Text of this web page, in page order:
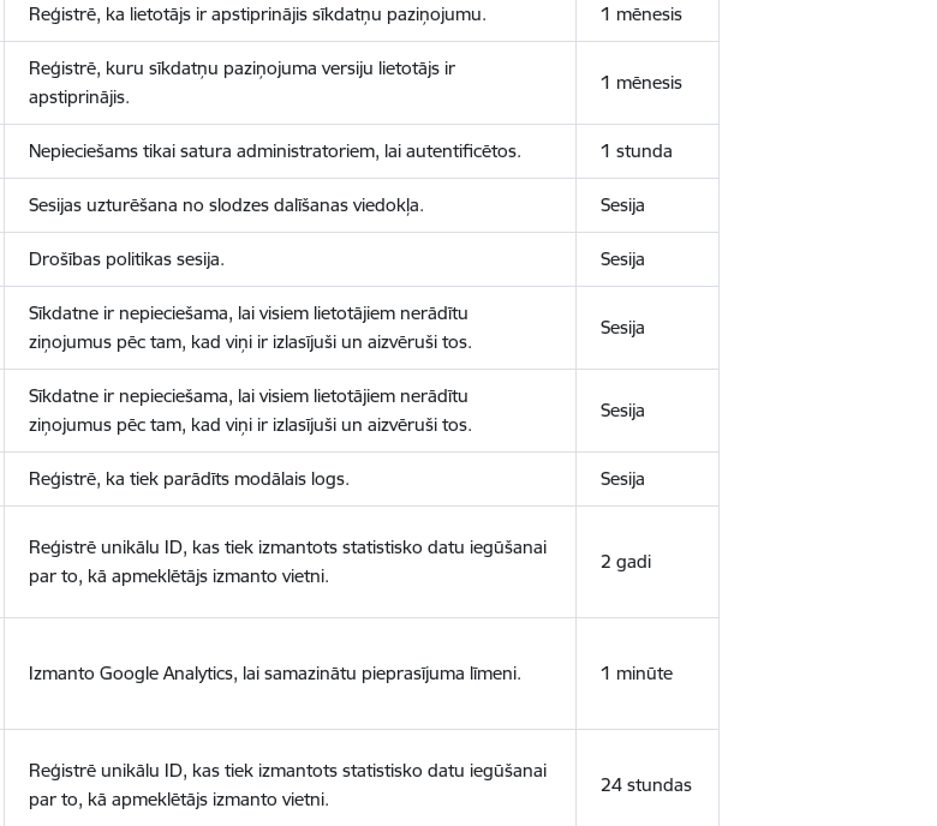
Reģistrē, ka lietotājs ir apstiprinājis sīkdatņu paziņojumu. 1 mēnesis
Reģistrē, kuru sīkdatņu paziņojuma versiju lietotājs ir
apstiprinājis.
1 mēnesis
Nepieciešams tikai satura administratoriem, lai autentificētos. 1 stunda
Sesijas uzturēšana no slodzes dalīšanas viedokļa. Sesija
Drošības politikas sesija. Sesija
Sīkdatne ir nepieciešama, lai visiem lietotājiem nerādītu
ziņojumus pēc tam, kad viņi ir izlasījuši un aizvēruši tos.
Sesija
Sīkdatne ir nepieciešama, lai visiem lietotājiem nerādītu
ziņojumus pēc tam, kad viņi ir izlasījuši un aizvēruši tos.
Sesija
Reģistrē, ka tiek parādīts modālais logs. Sesija
Reģistrē unikālu ID, kas tiek izmantots statistisko datu iegūšanai
par to, kā apmeklētājs izmanto vietni.
2 gadi
Izmanto Google Analytics, lai samazinātu pieprasījuma līmeni. 1 minūte
Reģistrē unikālu ID, kas tiek izmantots statistisko datu iegūšanai
par to, kā apmeklētājs izmanto vietni.
24 stundas